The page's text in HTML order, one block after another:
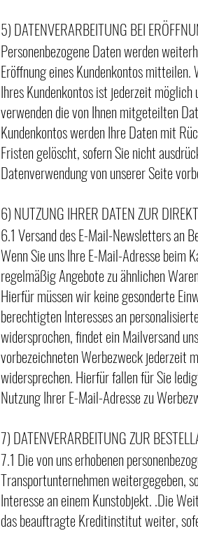
5) DATENVERARBEITUNG BEI
Personenbezogene Daten werden
Eröffnung eines Kundenkontos
Ihres Kundenkontos ist jederzeit
verwenden die von Ihnen mitgeteilten
Kundenkontos werden Ihre Daten mit
Fristen gelöscht, sofern Sie nicht
Datenverwendung von unserer Seite
6) NUTZUNG IHRER DATEN ZUR
6.1 Versand des E-Mail-Newsletters an
Wenn Sie uns Ihre E-Mail-Adresse beim
regelmäßig Angebote zu ähnlichen
Hierfür müssen wir keine gesonderte
berechtigten Interesses an
widersprochen, findet ein Mailversand
vorbezeichneten Werbezweck jederzeit
widersprechen. Hierfür fallen für Sie
Nutzung Ihrer E-Mail-Adresse zu
7) DATENVERARBEITUNG ZUR
7.1 Die von uns erhobenen
Transportunternehmen weitergegeben,
Interesse an einem Kunstobjekt. .Die
das beauftragte Kreditinstitut weiter,